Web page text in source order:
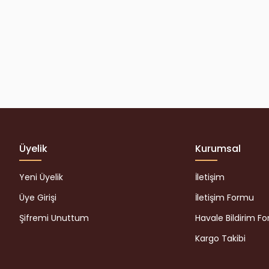
Üyelik
Yeni Üyelik
Üye Girişi
Şifremi Unuttum
Kurumsal
İletişim
İletişim Formu
Havale Bildirim
Kargo Takibi